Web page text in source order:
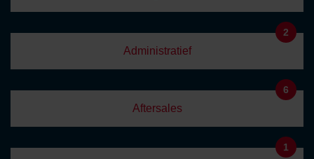
Administratief
2
Aftersales
6
1